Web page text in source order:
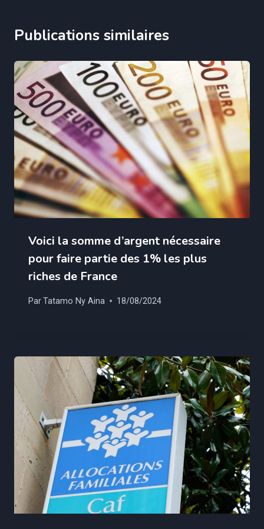
Publications similaires
Voici la somme d’argent nécessaire
pour faire partie des 1% les plus
riches de France
ParTatamo Ny Aina 18/08/2024